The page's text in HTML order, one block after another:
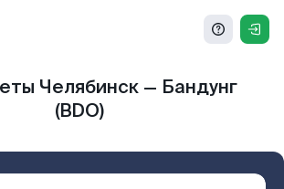
Челябинск — Бандунг
(BDO)